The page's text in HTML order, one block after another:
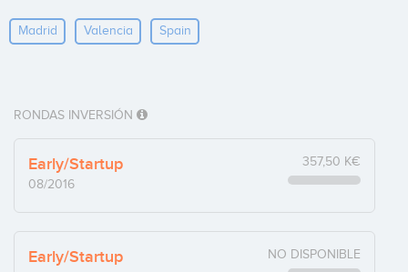
Madrid Valencia Spain
RONDAS INVERSIÓN
Early/Startup
08/2016
357,50 K€
Early/Startup NO DISPONIBLE